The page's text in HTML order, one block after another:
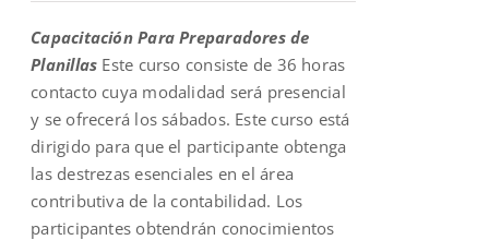
$200.00.$109.00.
Capacitación Para Preparadores de
Planillas Este curso consiste de 36 horas
contacto cuya modalidad será presencial
y se ofrecerá los sábados. Este curso está
dirigido para que el participante obtenga
las destrezas esenciales en el área
contributiva de la contabilidad. Los
participantes obtendrán conocimientos